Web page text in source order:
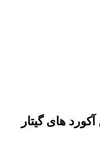
های گیتار